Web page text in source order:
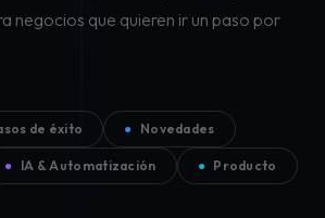
negocios que quieren ir un paso por
de éxito ● Novedades
● IA & Automatización ● Producto